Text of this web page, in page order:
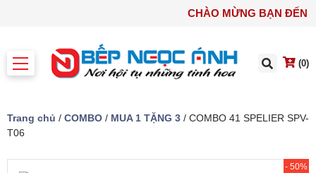
CHÀO MỪNG BẠN
(0)
Trang chủ / COMBO / MUA 1 TẶNG 3 / COMBO 41 SPELIER SPV-
T06
- 50%